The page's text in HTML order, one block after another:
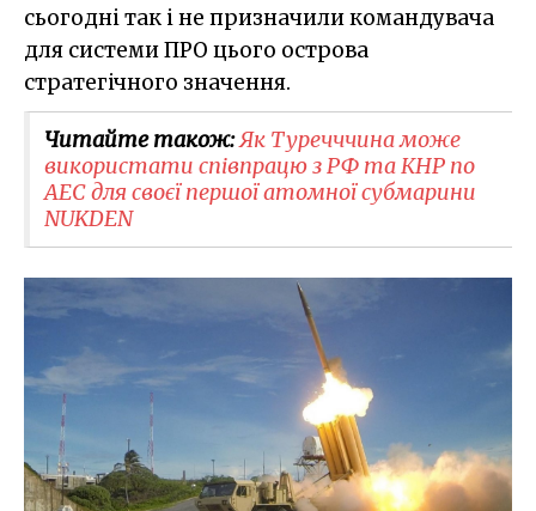
сьогодні так і не призначили командувача
для системи ПРО цього острова
стратегічного значення.
Читайте також:Як Туречччина може
використати співпрацю з РФ та КНР по
АЕС для своєї першої атомної субмарини
NUKDEN